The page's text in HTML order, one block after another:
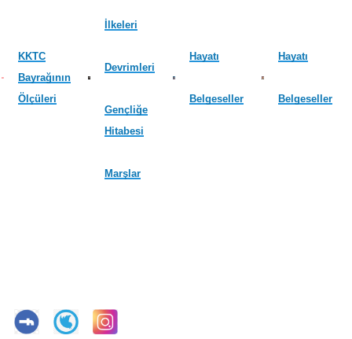
KKTC
Bayrağının
Ölçüleri
İlkeleri
Devrimleri
Gençliğe
Hitabesi
Marşlar
Hayatı
Belgeseller
Hayatı
Belgeseller